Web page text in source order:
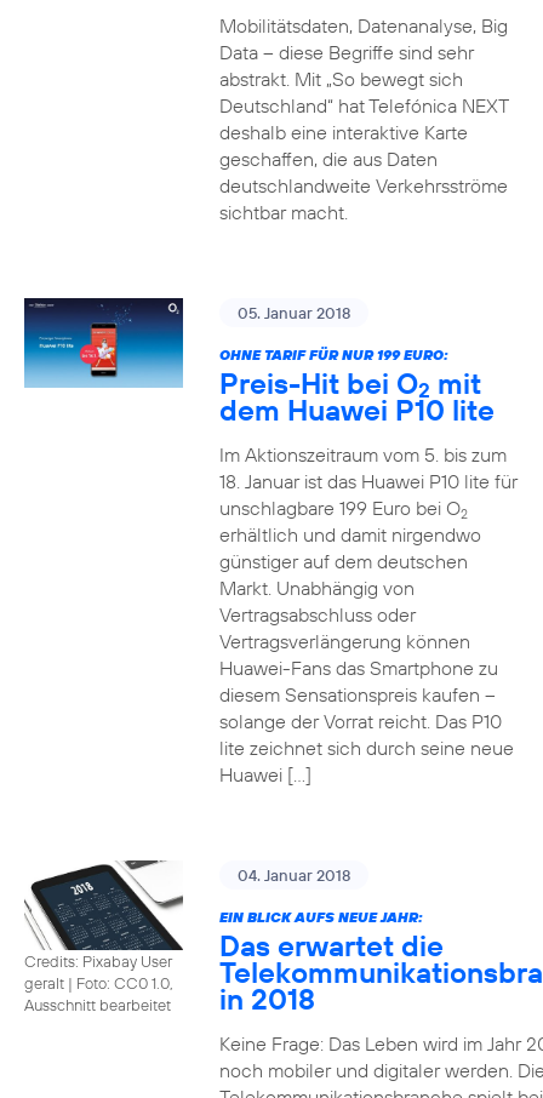
Mobilitätsdaten, Datenanalyse, Big
Data – diese Begriffe sind sehr
abstrakt. Mit „So bewegt sich
Deutschland“ hat Telefónica NEXT
deshalb eine interaktive Karte
geschaffen, die aus Daten
deutschlandweite Verkehrsströme
sichtbar macht.
05. Januar 2018
OHNE TARIF FÜR NUR 199 EURO:
Preis-Hit bei O2 mit
dem Huawei P10 lite
Im Aktionszeitraum vom 5. bis zum
18. Januar ist das Huawei P10 lite für
unschlagbare 199 Euro bei O2
erhältlich und damit nirgendwo
günstiger auf dem deutschen
Markt. Unabhängig von
Vertragsabschluss oder
Vertragsverlängerung können
Huawei-Fans das Smartphone zu
diesem Sensationspreis kaufen –
solange der Vorrat reicht. Das P10
lite zeichnet sich durch seine neue
Huawei […]
Credits: Pixabay User
geralt | Foto: CC0 1.0,
Ausschnitt bearbeitet
04. Januar 2018
EIN BLICK AUFS NEUE JAHR:
Das erwartet die
in 2018
Keine Frage: Das Leben wird im Jahr
noch mobiler und digitaler werden.